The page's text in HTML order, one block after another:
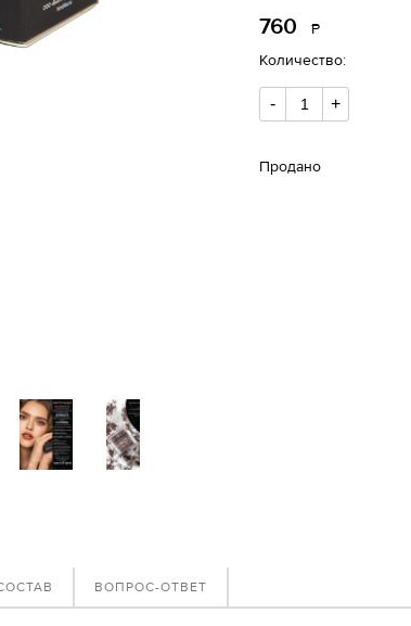
760 Р
Количество:
- +
Продано
ВОПРОС-ОТВЕТ